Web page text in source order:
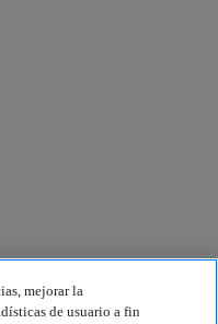
mejorar la
de usuario a fin